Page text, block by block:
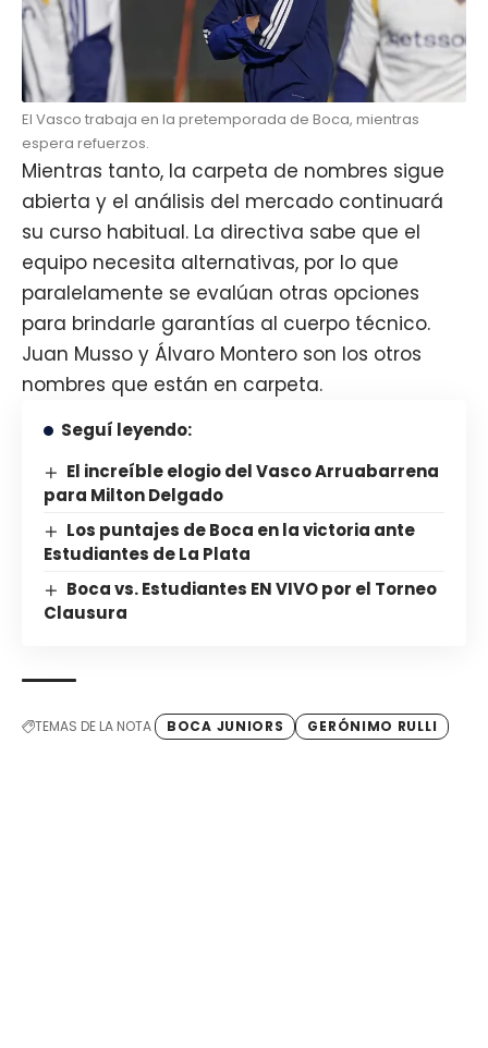
El Vasco trabaja en la pretemporada de Boca, mientras
espera refuerzos.
Mientras tanto, la carpeta de nombres sigue
abierta y el análisis del mercado continuará
su curso habitual. La directiva sabe que el
equipo necesita alternativas, por lo que
paralelamente se evalúan otras opciones
para brindarle garantías al cuerpo técnico.
Juan Musso y Álvaro Montero son los otros
nombres que están en carpeta.
Seguí leyendo:
El increíble elogio del Vasco Arruabarrena
para Milton Delgado
Los puntajes de Boca en la victoria ante
Estudiantes de La Plata
Boca vs. Estudiantes EN VIVO por el Torneo
Clausura
TEMAS DE LA NOTA BOCA JUNIORS GERÓNIMO RULLI